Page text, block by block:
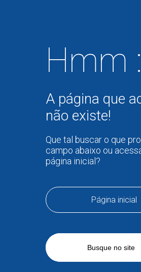
Hmm
A página que
não existe!
Que tal buscar o que
campo abaixo ou
página inicial?
Página inicial